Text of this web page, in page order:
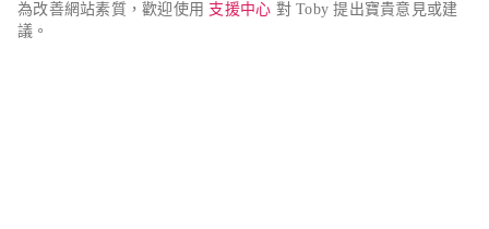
為改善網站素質，歡迎使用 支援中心 對 Toby 提出寶貴意見或建
議。